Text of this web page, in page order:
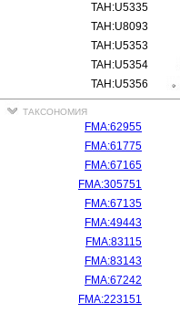
TAH:U5335
TAH:U8093
TAH:U5353
TAH:U5354
TAH:U5356
таксономия
FMA:62955
FMA:61775
FMA:67165
FMA:305751
FMA:67135
FMA:49443
FMA:83115
FMA:83143
FMA:67242
FMA:223151